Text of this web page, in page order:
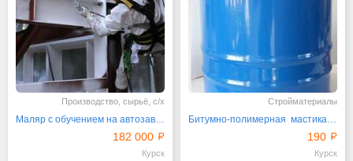
Производство, сырьё, с/х
Маляр с обучением на автозавод вахта Калуга
182 000
Курск
Стройматериалы
Битумно-полимерная мастика МБП-2А «Антикор»
190
Курск